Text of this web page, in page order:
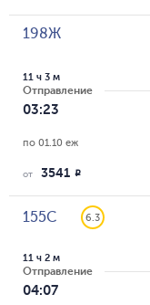
198Ж
Отправление
03:23
11 ч 3 м
по 01.10 еж
от 3541 R
155С 6.3
Отправление
04:07
11 ч 2 м